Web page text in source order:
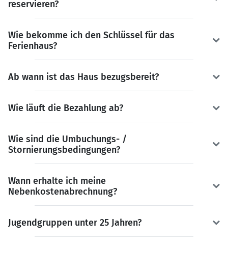
reservieren?
Wie bekomme ich den Schlüssel für das
Ferienhaus?
Ab wann ist das Haus bezugsbereit?
Wie läuft die Bezahlung ab?
Wie sind die Umbuchungs- /
Stornierungsbedingungen?
Wann erhalte ich meine
Nebenkostenabrechnung?
Jugendgruppen unter 25 Jahren?